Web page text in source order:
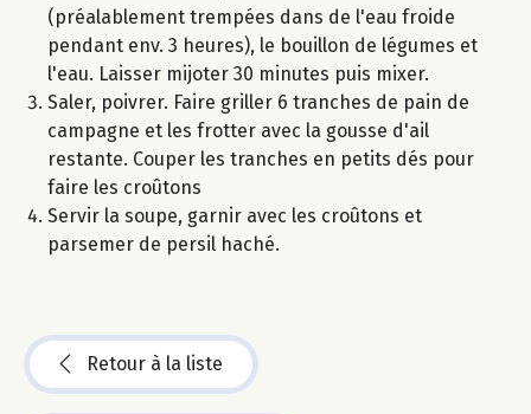
(préalablement trempées dans de l'eau froide
pendant env. 3 heures), le bouillon de légumes et
l'eau. Laisser mijoter 30 minutes puis mixer.
Saler, poivrer. Faire griller 6 tranches de pain de
campagne et les frotter avec la gousse d'ail
restante. Couper les tranches en petits dés pour
faire les croûtons
Servir la soupe, garnir avec les croûtons et
parsemer de persil haché.
Retour à la liste